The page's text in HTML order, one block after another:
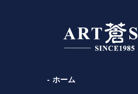
ホーム